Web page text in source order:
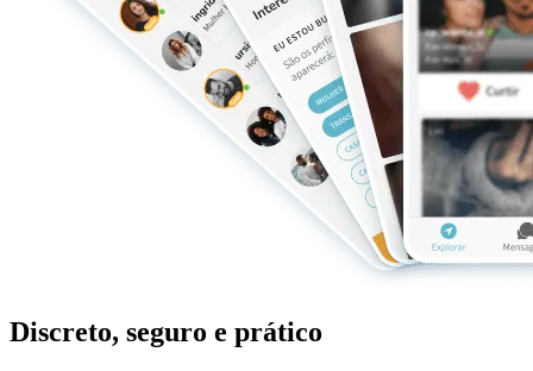
Discreto, seguro e prático